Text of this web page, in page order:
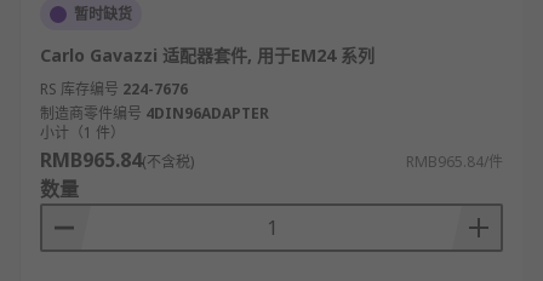
暂时缺货
Carlo Gavazzi 适配器套件, 用于EM24 系列
RS 库存编号 224-7676
制造商零件编号 4DIN96ADAPTER
小计（1 件）
RMB965.84(不含税) RMB965.84/件
数量